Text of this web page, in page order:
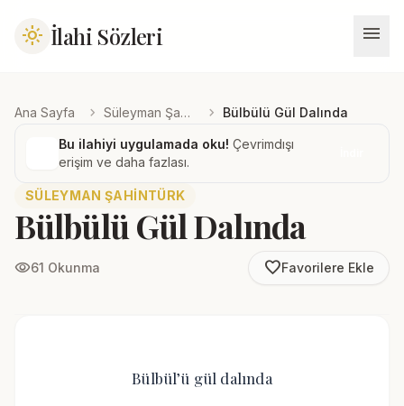
light_mode İlahi Sözleri menu
Ana Sayfa chevron_right Süleyman Şahintürk chevron_right Bülbülü Gül Dalında
Bu ilahiyi uygulamada oku! Çevrimdışı
erişim ve daha fazlası.
SÜLEYMAN ŞAHINTÜRK
Bülbülü Gül Dalında
visibility61 Okunma favorite_borderFavorilere Ekle
Bülbül’ü gül dalında